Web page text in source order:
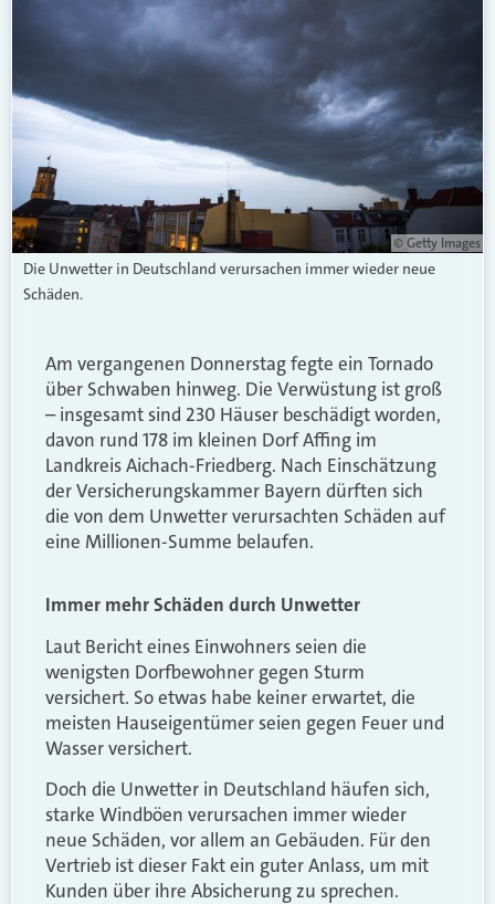
© Getty Images
Die Unwetter in Deutschland verursachen immer wieder neue
Schäden.
Am vergangenen Donnerstag fegte ein Tornado
über Schwaben hinweg. Die Verwüstung ist groß
– insgesamt sind 230 Häuser beschädigt worden,
davon rund 178 im kleinen Dorf Affing im
Landkreis Aichach-Friedberg. Nach Einschätzung
der Versicherungskammer Bayern dürften sich
die von dem Unwetter verursachten Schäden auf
eine Millionen-Summe belaufen.
Immer mehr Schäden durch Unwetter
Laut Bericht eines Einwohners seien die
wenigsten Dorfbewohner gegen Sturm
versichert. So etwas habe keiner erwartet, die
meisten Hauseigentümer seien gegen Feuer und
Wasser versichert.
Doch die Unwetter in Deutschland häufen sich,
starke Windböen verursachen immer wieder
neue Schäden, vor allem an Gebäuden. Für den
Vertrieb ist dieser Fakt ein guter Anlass, um mit
Kunden über ihre Absicherung zu sprechen.